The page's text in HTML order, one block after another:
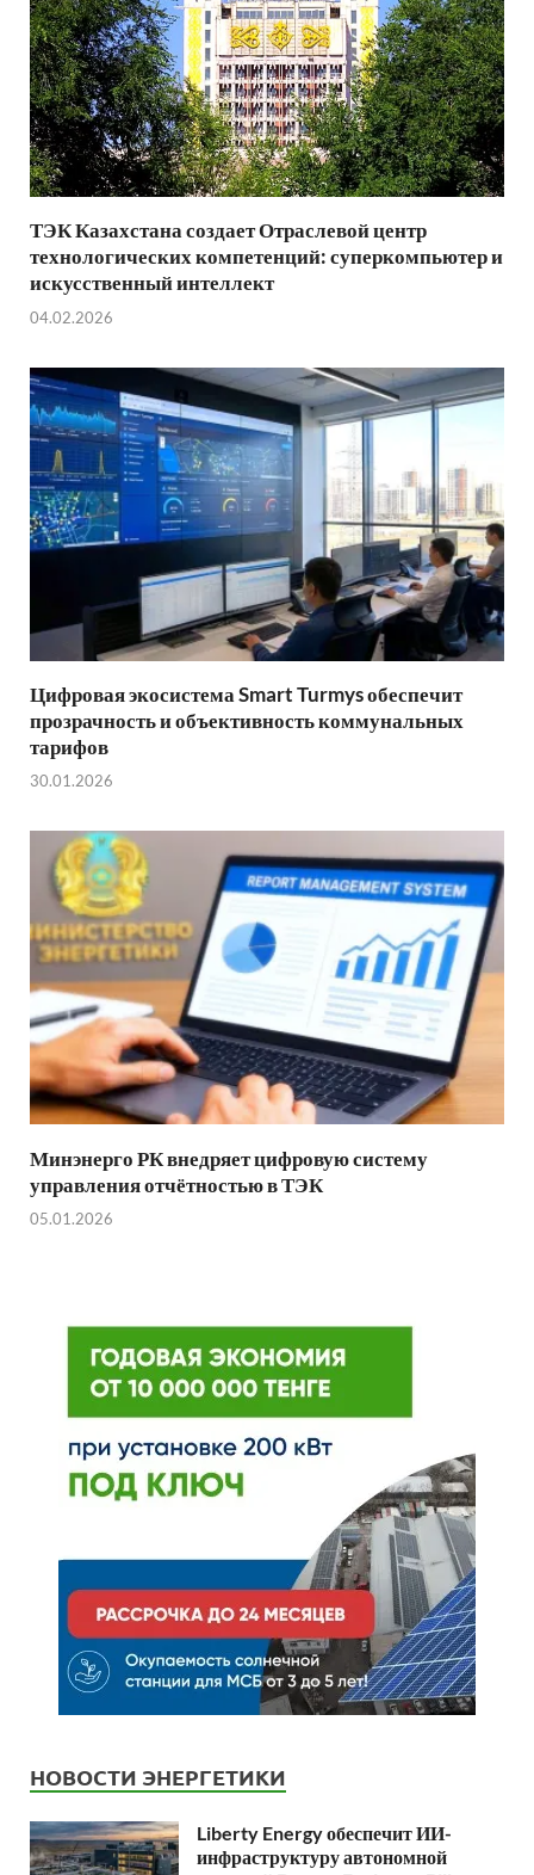
ТЭК Казахстана создает Отраслевой центр
технологических компетенций: суперкомпьютер и
искусственный интеллект
04.02.2026
Цифровая экосистема Smart Turmys обеспечит
прозрачность и объективность коммунальных
тарифов
30.01.2026
Минэнерго РК внедряет цифровую систему
управления отчётностью в ТЭК
05.01.2026
НОВОСТИ ЭНЕРГЕТИКИ
Liberty Energy обеспечит ИИ-
инфраструктуру автономной